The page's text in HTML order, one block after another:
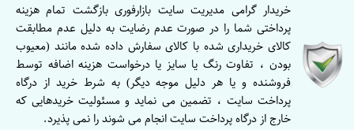
خریدار گرامی مدیریت سایت بازارفوری بازگشت تمام هزینه
پرداختی شما را در صورت عدم رضایت به دلیل عدم مطابقت
کالای خریداری شده با کالای سفارش داده شده مانند (معیوب
بودن ، تفاوت رنگ یا سایز یا درخواست هزینه اضافه توسط
فروشنده و یا هر دلیل موجه دیگر) به شرط خرید از درگاه
پرداخت سایت ، تضمین می نماید و مسئولیت خریدهایی که
خارج از درگاه پرداخت سایت انجام می شوند را نمی پذیرد.